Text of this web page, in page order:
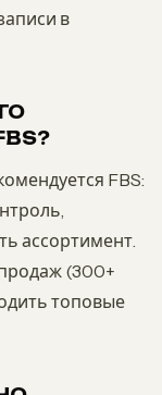
в
FBS:
ассортимент.
(300+
топовые